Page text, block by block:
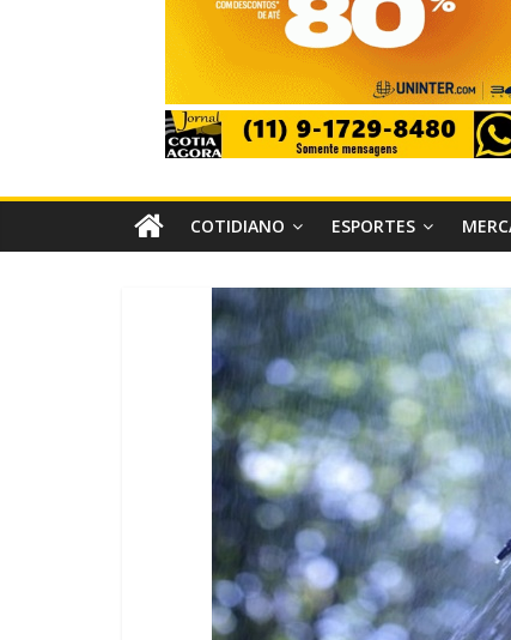
COTIDIANO ESPORTES